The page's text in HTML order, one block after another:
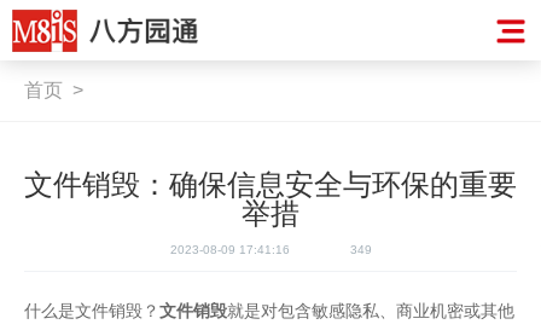
首页 >
文件销毁：确保信息安全与环保的重要
举措
2023-08-09 17:41:16 349
什么是文件销毁？文件销毁就是对包含敏感隐私、商业机密或其他